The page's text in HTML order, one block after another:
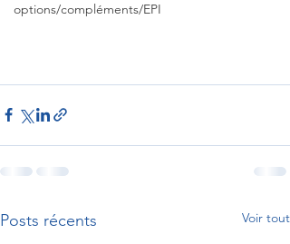
options/compléments/EPI
Posts récents Voir tout